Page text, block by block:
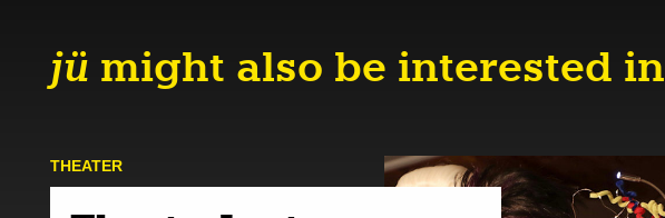
jü might also be interested in
THEATER